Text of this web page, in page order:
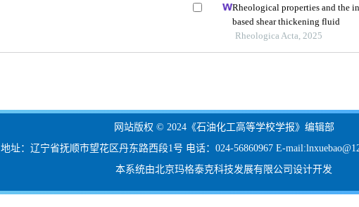
Rheological properties and the
based shear thickening fluid
Rheologica Acta, 2025
网站版权 © 2024《石油化工高等学校学报》编辑部
地址：辽宁省抚顺市望花区丹东路西段1号 电话：024-56860967 E-
本系统由北京玛格泰克科技发展有限公司设计开发